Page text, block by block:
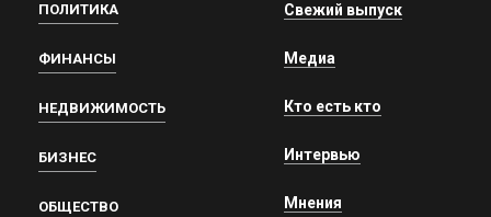
ПОЛИТИКА
ФИНАНСЫ
НЕДВИЖИМОСТЬ
БИЗНЕС
ОБЩЕСТВО
Свежий выпуск
Медиа
Кто есть кто
Интервью
Мнения